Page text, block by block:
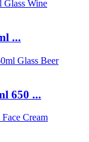
...
650 ...